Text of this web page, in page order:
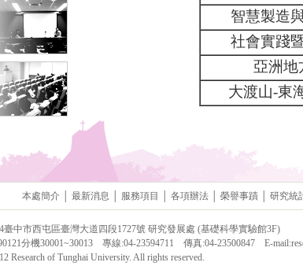
智慧製造
社會實踐
亞洲地
大渡山-東
本處簡介 最新消息 服務項目 各項辦法 榮譽事蹟 研究統
臺中市西屯區臺灣大道四段1727號 研究發展處 (基礎科學實驗館3F)
分機30001~30013 專線:04-23594711 傳真:04-23500847 E-mail:
Research of Tunghai University. All rights reserved.